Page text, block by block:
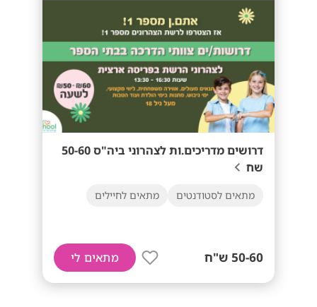
דרושים מדריכים.ות לצהרוני ביה"ס 50-60
שח
מתאים לסטודנטים מתאים לחיילים
50-60 ש"ח מתאים לי